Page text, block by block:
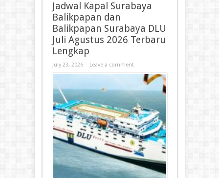
Jadwal Kapal Surabaya
Balikpapan dan
Balikpapan Surabaya DLU
Juli Agustus 2026 Terbaru
Lengkap
July 23, 2026 Leave a comment